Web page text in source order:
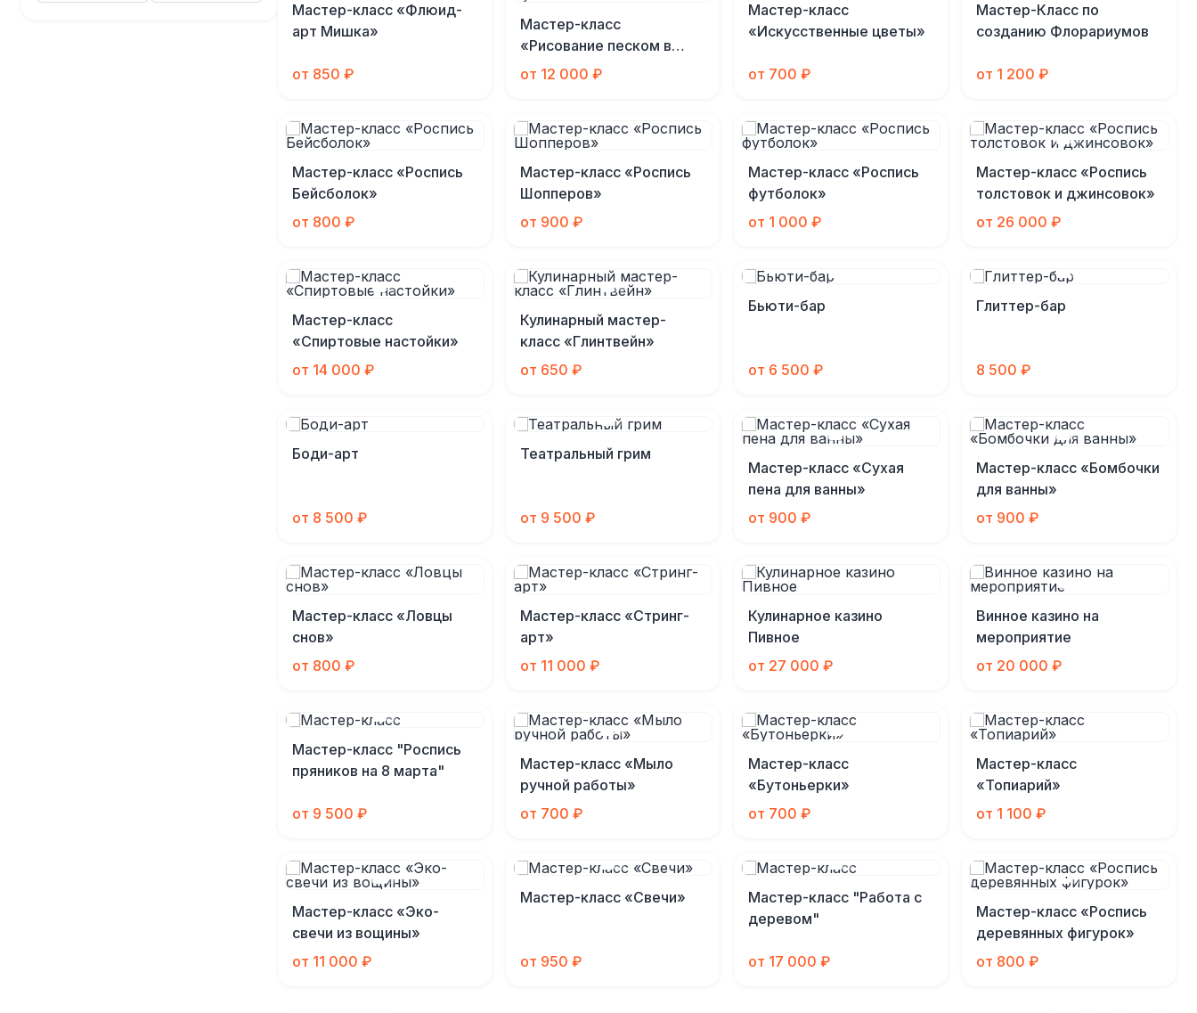
Мастер-класс «Флюид-
арт Мишка»
от 850 ₽
Мастер-класс
«Рисование песком в
бутылках»
от 12 000 ₽
Мастер-класс
«Искусственные цветы»
от 700 ₽
Мастер-Класс по
созданию Флорариумов
от 1 200 ₽
Мастер-класс «Роспись
Бейсболок»
от 800 ₽
Мастер-класс «Роспись
Шопперов»
от 900 ₽
Мастер-класс «Роспись
футболок»
от 1 000 ₽
Мастер-класс «Роспись
толстовок и джинсовок»
от 26 000 ₽
Мастер-класс
«Спиртовые настойки»
от 14 000 ₽
Кулинарный мастер-
класс «Глинтвейн»
от 650 ₽
Бьюти-бар
от 6 500 ₽
Глиттер-бар
8 500 ₽
Боди-арт
от 8 500 ₽
Театральный грим
от 9 500 ₽
Мастер-класс «Сухая
пена для ванны»
от 900 ₽
Мастер-класс «Бомбочки
для ванны»
от 900 ₽
Мастер-класс «Ловцы
снов»
от 800 ₽
Мастер-класс «Стринг-
арт»
от 11 000 ₽
Кулинарное казино
Пивное
от 27 000 ₽
Винное казино на
мероприятие
от 20 000 ₽
Мастер-класс "Роспись
пряников на 8 марта"
от 9 500 ₽
Мастер-класс «Мыло
ручной работы»
от 700 ₽
Мастер-класс
«Бутоньерки»
от 700 ₽
Мастер-класс
«Топиарий»
от 1 100 ₽
Мастер-класс «Эко-
свечи из вощины»
от 11 000 ₽
Мастер-класс «Свечи»
от 950 ₽
Мастер-класс "Работа с
деревом"
от 17 000 ₽
Мастер-класс «Роспись
деревянных фигурок»
от 800 ₽